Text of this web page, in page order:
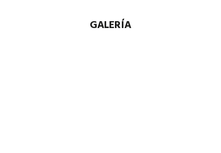
GALERÍA